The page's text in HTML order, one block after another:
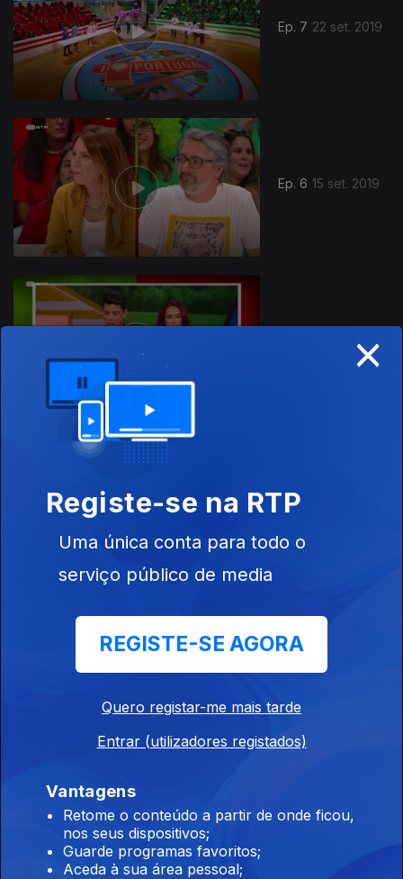
Ep. 7 22 set. 2019
Ep. 6 15 set. 2019
08 set. 2019
Ep. 4
Ep. 3
Ep. 2 18 ago. 2019
×
Registe-se na RTP
Uma única conta para todo o
serviço público de media
REGISTE-SE AGORA
Quero registar-me mais tarde
Entrar (utilizadores registados)
Vantagens
Retome o conteúdo a partir de onde ficou,
nos seus dispositivos;
Guarde programas favoritos;
Aceda à sua área pessoal;